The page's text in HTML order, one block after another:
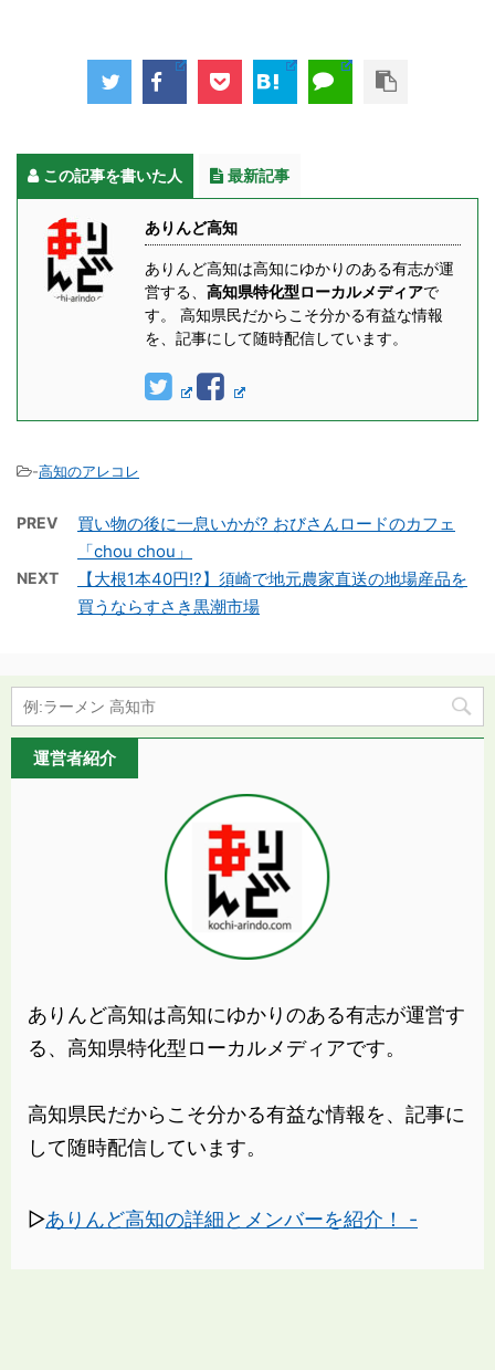
この記事を書いた人 最新記事
ありんど高知
ありんど高知は高知にゆかりのある有志が運
営する、 高知県特化型ローカルメディアで
す。 高知県民だからこそ分かる有益な情報
を、記事にして随時配信しています。
-高知のアレコレ
PREV
買い物の後に一息いかが? おびさんロードのカフェ
「chou chou」
NEXT
【大根1本40円!?】須崎で地元農家直送の地場産品を
買うならすさき黒潮市場
運営者紹介
ありんど高知は高知にゆかりのある有志が運営す
る、高知県特化型ローカルメディアです。
高知県民だからこそ分かる有益な情報を、記事に
して随時配信しています。
▷ありんど高知の詳細とメンバーを紹介！ -